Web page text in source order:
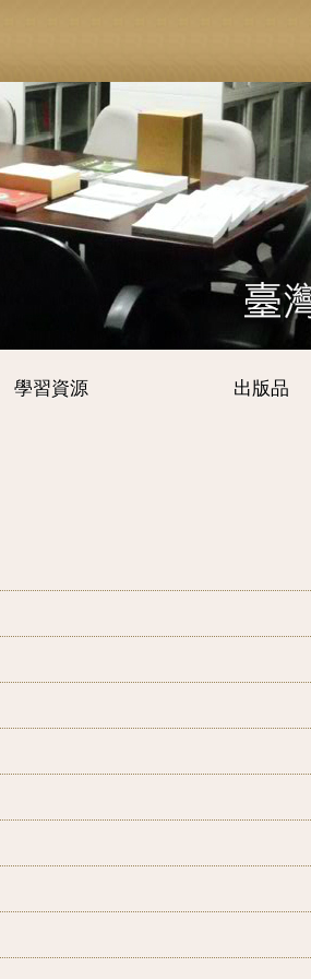
學習資源 出版品